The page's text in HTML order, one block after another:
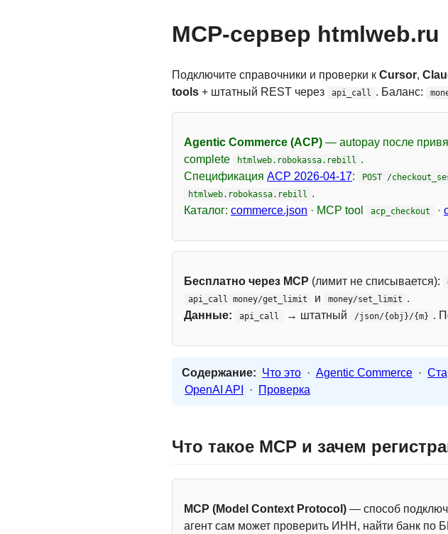
MCP-сервер htmlweb.ru
Подключите справочники и проверки к Cursor,
tools + штатный REST через api_call . Баланс:
Agentic Commerce (ACP) — autopay после
complete
htmlweb.robokassa.rebill .
Спецификация ACP 2026-04-17: POST /
htmlweb.robokassa.rebill .
Каталог: commerce.json · MCP tool acp_checkout ·
Бесплатно через MCP (лимит не списывается):
api_call money/get_limit и money/set_limit .
Данные:
api_call → штатный /json/{obj}/{m} .
Содержание: Что это · Agentic Commerce ·
OpenAI API
· Проверка
Что такое MCP и зачем
MCP (Model Context Protocol) — способ
агент сам может проверить ИНН, найти банк по